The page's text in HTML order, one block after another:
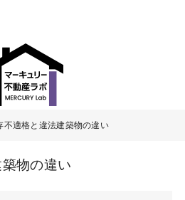
不適格と違法建築物の違い
物の違い